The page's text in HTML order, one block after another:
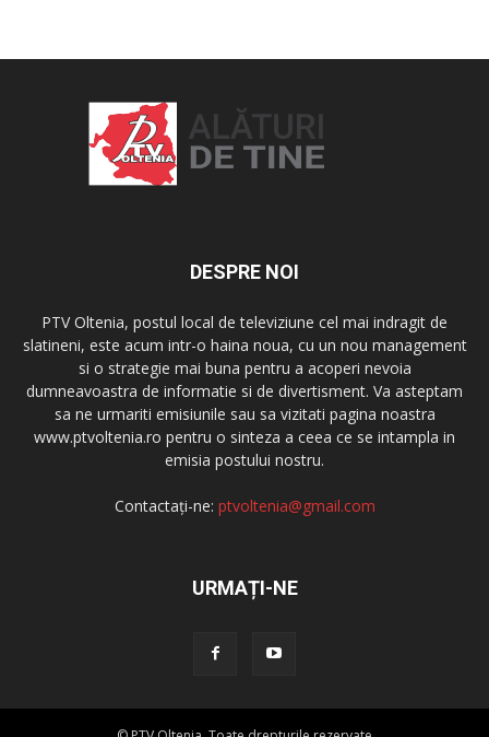
DESPRE NOI
PTV Oltenia, postul local de televiziune cel mai indragit de
slatineni, este acum intr-o haina noua, cu un nou management
si o strategie mai buna pentru a acoperi nevoia
dumneavoastra de informatie si de divertisment. Va asteptam
sa ne urmariti emisiunile sau sa vizitati pagina noastra
www.ptvoltenia.ro pentru o sinteza a ceea ce se intampla in
emisia postului nostru.
Contactați-ne: ptvoltenia@gmail.com
URMAȚI-NE